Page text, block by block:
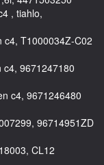
, tiahlo,
c4, T1000034Z-C02
c4, 9671247180
c4, 9671246480
96714951ZD
CL12